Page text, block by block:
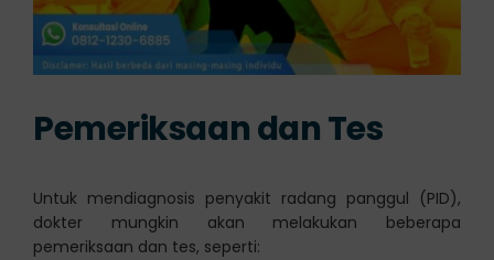
Pemeriksaan dan Tes
Untuk mendiagnosis penyakit radang panggul (PID),
dokter mungkin akan melakukan beberapa
pemeriksaan dan tes, seperti: